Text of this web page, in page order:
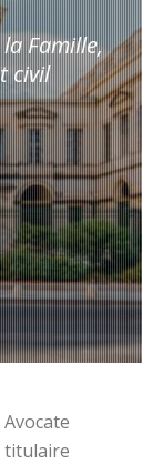
Famille,
civil
Avocate
titulaire